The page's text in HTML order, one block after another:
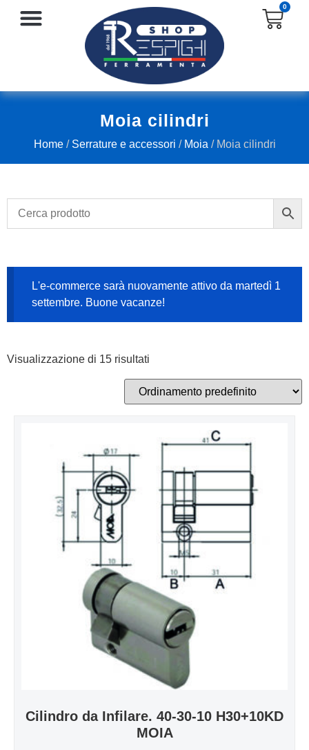
0
Moia cilindri
Home/ Serrature e accessori / Moia / Moia cilindri
L'e-commerce sarà nuovamente attivo da martedì 1
settembre. Buone vacanze!
Visualizzazione di 15 risultati
Cilindro da Infilare. 40-30-10 H30+10KD
MOIA